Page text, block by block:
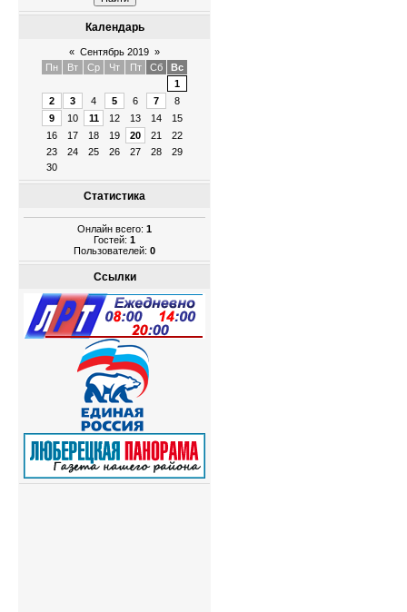
Календарь
« Сентябрь 2019 »
Пн
Вт Ср Чт Пт Сб
Вс
1
2
3 4 5 6 7
8
9
10 11 12 13 14
15
16
17 18 19 20 21
22
23
24 25 26 27 28
29
30
Статистика
Онлайн всего: 1
Гостей: 1
Пользователей: 0
Ссылки